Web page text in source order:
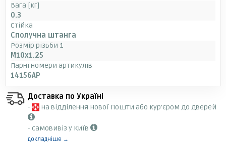
Вага [кг]
0.3
Стійка
Сполучна штанга
Розмір різьби 1
M10x1.25
Парні номери артикулів
14156AP
Доставка по Україні
-
на відділення Нової Пошти або кур'єром до дверей
- самовивіз у Київ
докладніше →